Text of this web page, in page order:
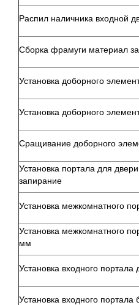
Распил наличника входной
Сборка фрамуги материал
Установка доборного
Установка доборного
Сращивание доборного
Установка портала для
запирание
Установка межкомнатного
Установка межкомнатного
мм
Установка входного
Установка входного